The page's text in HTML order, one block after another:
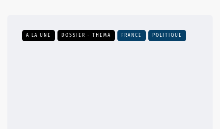
A LA UNE DOSSIER - THEMA FRANCE POLITIQUE